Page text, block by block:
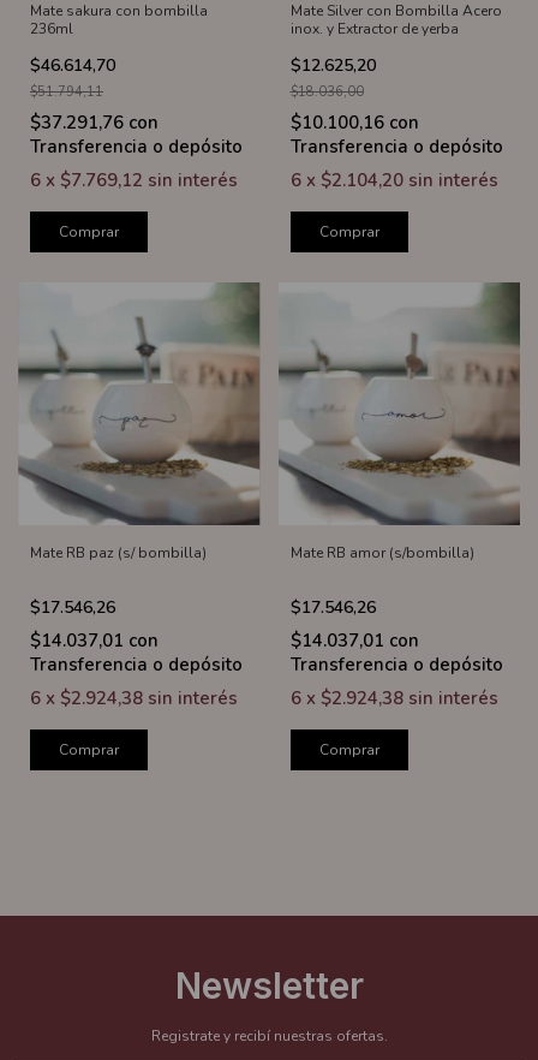
Mate sakura con bombilla
236ml
$46.614,70
$51.794,11
$37.291,76 con
Transferencia o depósito
6 x $7.769,12 sin interés
Comprar
Mate Silver con Bombilla Acero
inox. y Extractor de yerba
$12.625,20
$18.036,00
$10.100,16 con
Transferencia o depósito
6 x $2.104,20 sin interés
Comprar
Mate RB paz (s/ bombilla)
$17.546,26
$14.037,01 con
Transferencia o depósito
6 x $2.924,38 sin interés
Comprar
Mate RB amor (s/bombilla)
$17.546,26
$14.037,01 con
Transferencia o depósito
6 x $2.924,38 sin interés
Comprar
Newsletter
Registrate y recibí nuestras ofertas.